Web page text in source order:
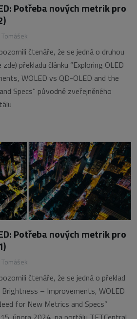
Potřeba nových metrik pro
čtenáře, že se jedná o druhou
překladu článku “Exploring OLED
WOLED vs QD-OLED and the
Specs” původně zveřejněného
Potřeba nových metrik pro
čtenáře, že se jedná o překlad
Brightness – Improvements, WOLED
for New Metrics and Specs”